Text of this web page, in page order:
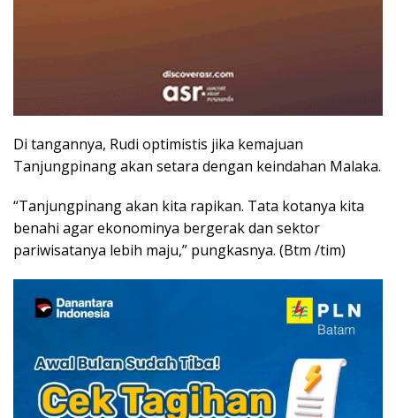
Di tangannya, Rudi optimistis jika kemajuan
Tanjungpinang akan setara dengan keindahan Malaka.
“Tanjungpinang akan kita rapikan. Tata kotanya kita
benahi agar ekonominya bergerak dan sektor
pariwisatanya lebih maju,” pungkasnya. (Btm /tim)